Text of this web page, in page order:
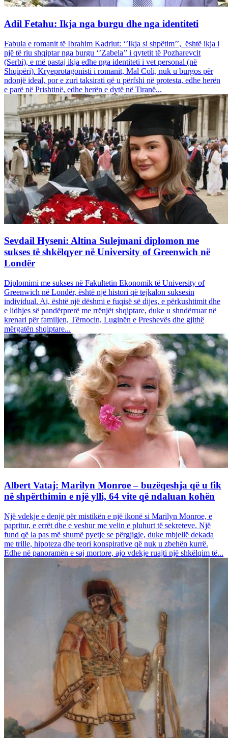
Adil Fetahu: Ikja nga burgu dhe nga identiteti
Fabula e romanit të Ibrahim Kadriut: ‘’Ikja si shpëtim’’, është ikja i
një të riu shqiptar nga burgu ‘’Zabela’’ i qytetit të Pozharevcit
(Serbi), e më pastaj ikja edhe nga identiteti i vet personal (në
Shqipëri). Kryeprotagonisti i romanit, Mal Coli, nuk u burgos për
ndonjë ideal, por e zuri taksirati që u përfshi në protesta, edhe herën
e parë në Prishtinë, edhe herën e dytë në Tiranë...
Sevdail Hyseni: Altina Sulejmani diplomon me
sukses të shkëlqyer në University of Greenwich në
Londër
Diplomimi me sukses në Fakultetin Ekonomik të University of
Greenwich në Londër, është një histori që tejkalon suksesin
individual. Ai, është një dëshmi e fuqisë së dijes, e përkushtimit dhe
e lidhjes së pandërprerë me rrënjët shqiptare, duke u shndërruar në
krenari për familjen, Tërnocin, Luginën e Preshevës dhe gjithë
mërgatën shqiptare...
Albert Vataj: Marilyn Monroe – buzëqeshja që u fik
në shpërthimin e një ylli, 64 vite që ndaluan kohën
Një vdekje e denjë për mistikën e një ikonë si Marilyn Monroe, e
papritur, e errët dhe e veshur me velin e pluhurt të sekreteve. Një
fund që la pas më shumë pyetje se përgjigje, duke mbjellë dekada
me trille, hipoteza dhe teori konspirative që nuk u zbehën kurrë.
Edhe në panoramën e saj mortore, ajo vdekje ruajti një shkëlqim të...